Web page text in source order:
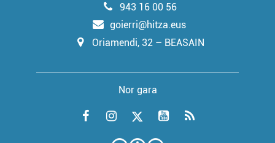
943 16 00 56
goierri@hitza.eus
Oriamendi, 32 – BEASAIN
Nor gara